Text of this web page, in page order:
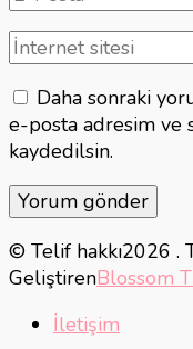
posta
İnternet
sitesi
Daha sonraki
e-posta adresim ve
kaydedilsin.
© Telif hakkı2026 .
GeliştirenBlossom
İletişim